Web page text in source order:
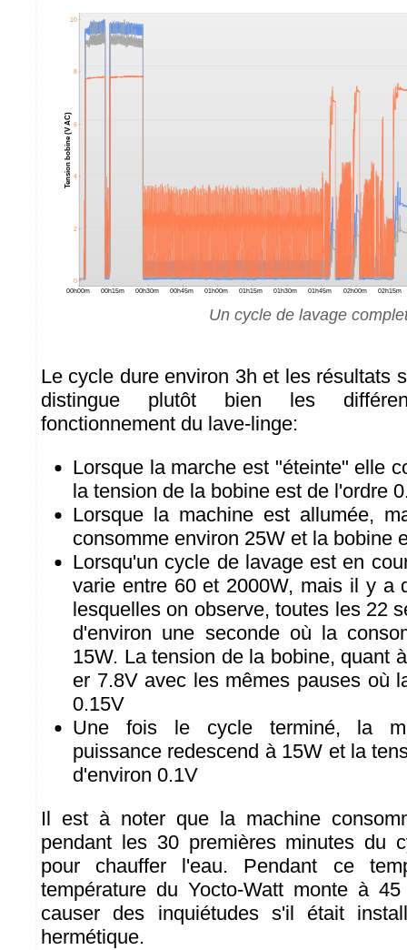
Un cycle de lavage
Le cycle dure environ 3h et les résultats
distingue plutôt bien les
fonctionnement du lave-linge:
Lorsque la marche est "éteinte" elle
la tension de la bobine est de l'ordre
Lorsque la machine est allumée,
consomme environ 25W et la bobine
Lorsqu'un cycle de lavage est en
varie entre 60 et 2000W, mais il y a
lesquelles on observe, toutes les 22
d'environ une seconde où la
15W. La tension de la bobine, quant
er 7.8V avec les mêmes pauses où
0.15V
Une fois le cycle terminé, la
puissance redescend à 15W et la
d'environ 0.1V
Il est à noter que la machine
pendant les 30 premières minutes du
pour chauffer l'eau. Pendant ce
température du Yocto-Watt monte à
causer des inquiétudes s'il était
hermétique.